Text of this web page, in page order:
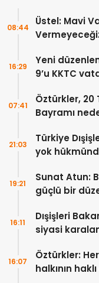
Üstel: Mavi
08:44
Yeni
9’u KKTC
16:29
Öztürkler, 20
Bayramı
07:41
Türkiye
yok
21:03
Sunat Atun:
güçlü bir
19:21
Dışişleri
siyasi
16:11
Öztürkler:
halkının
16:07